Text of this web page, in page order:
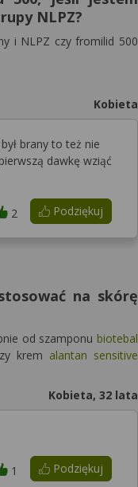
NLPZ?
i NLPZ czy fromilid 500
Kobieta
brany to też nie
dawkę wziąć
Podziękuj
2
na skórę
od szamponu biotebal
krem alantan sensitive
Kobieta, 32 lata
Podziękuj
1